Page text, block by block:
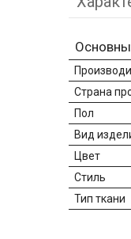
Страна
Пол
Вид
Цвет
Стиль
Тип ткани